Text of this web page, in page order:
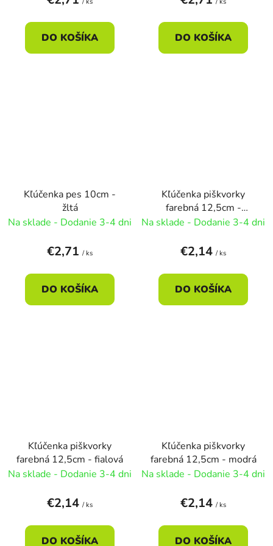
DO KOŠÍKA DO KOŠÍKA
Kľúčenka pes 10cm -
žltá
Na sklade - Dodanie 3-4 dni
€2,71 / ks
DO KOŠÍKA
Kľúčenka piškvorky
farebná 12,5cm -
červená
Na sklade - Dodanie 3-4 dni
€2,14 / ks
DO KOŠÍKA
Kľúčenka piškvorky
farebná 12,5cm - fialová
Na sklade - Dodanie 3-4 dni
€2,14 / ks
DO KOŠÍKA
Kľúčenka piškvorky
farebná 12,5cm - modrá
Na sklade - Dodanie 3-4 dni
€2,14 / ks
DO KOŠÍKA